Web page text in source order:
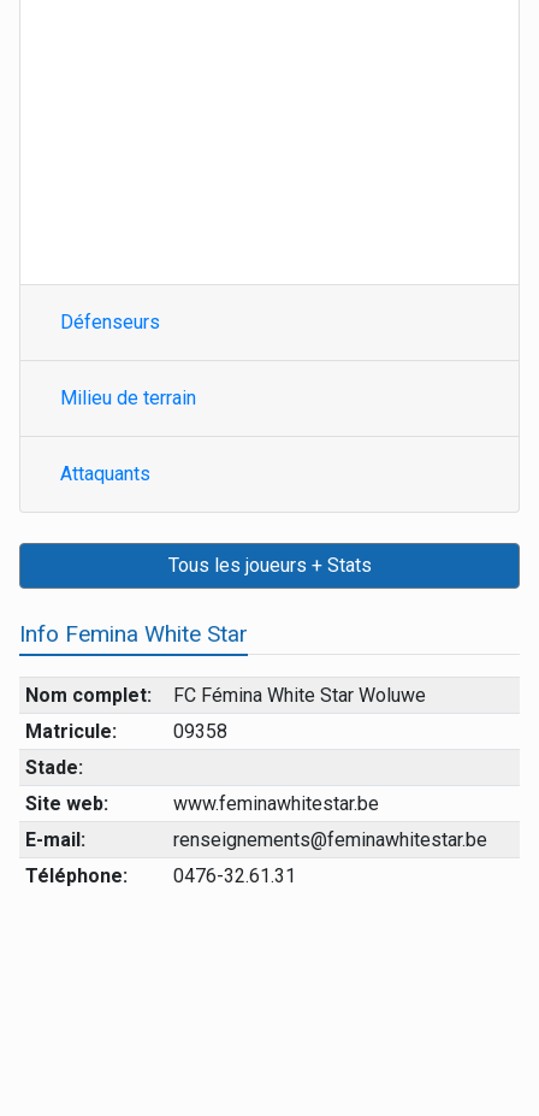
Défenseurs
Milieu de terrain
Attaquants
Tous les joueurs + Stats
Info Femina White Star
Nom complet:
FC Fémina White Star Woluwe
Matricule:
09358
Stade:
Site web:
www.feminawhitestar.be
E-mail:
renseignements@feminawhitestar.be
Téléphone:
0476-32.61.31